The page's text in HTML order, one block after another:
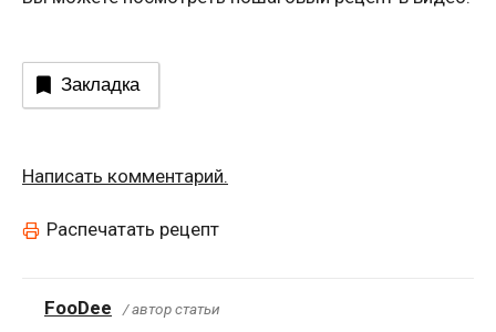
Закладка
Написать комментарий.
Распечатать рецепт
FooDee / автор статьи